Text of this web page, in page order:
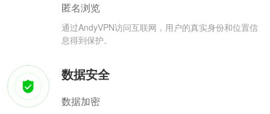
匿名浏览
通过AndyVPN访问互联网，用户的真实身份和位置信
息得到保护。
数据安全
数据加密